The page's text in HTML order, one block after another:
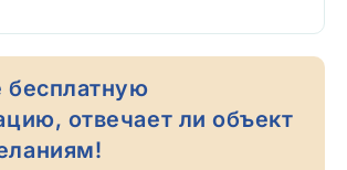
бесплатную
отвечает ли объект